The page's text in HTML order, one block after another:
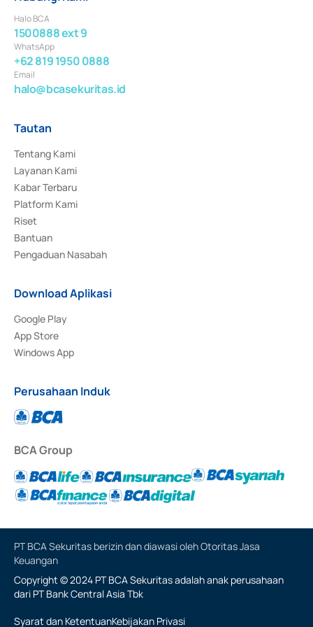
Halo BCA
1500888 ext 9
WhatsApp
+62 819 1950 0888
Email
halo@bcasekuritas.id
Tautan
Tentang Kami
Layanan Kami
Kabar Terbaru
Platform Kami
Riset
Bantuan
Pengaduan Nasabah
Download Aplikasi
Google Play
App Store
Windows App
Perusahaan Induk
BCA Group
PT BCA Sekuritas berizin dan diawasi oleh Otoritas Jasa
Keuangan
Copyright © 2024 PT BCA Sekuritas adalah anak perusahaan
dari PT Bank Central Asia Tbk
Syarat dan KetentuanKebijakan Privasi